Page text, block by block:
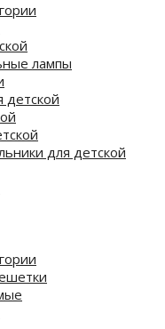
лампы
детской
для детской